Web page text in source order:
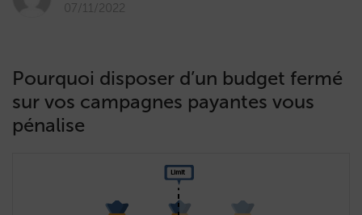
07/11/2022
Pourquoi disposer d’un budget fermé
sur vos campagnes payantes vous
pénalise